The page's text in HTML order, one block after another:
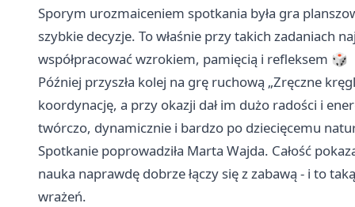
Sporym urozmaiceniem spotkania była gra
szybkie decyzje. To właśnie przy takich zadaniach
współpracować wzrokiem, pamięcią i refleksem 🎲
Później przyszła kolej na grę ruchową „Zręczne
koordynację, a przy okazji dał im dużo radości i
twórczo, dynamicznie i bardzo po dziecięcemu
Spotkanie poprowadziła Marta Wajda. Całość
nauka naprawdę dobrze łączy się z zabawą - i to
wrażeń.